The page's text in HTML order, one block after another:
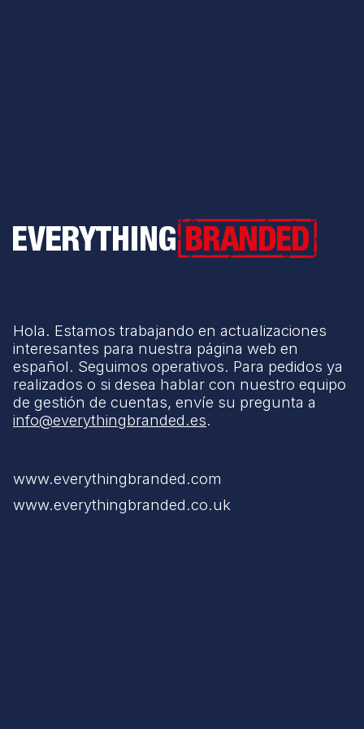
Everything Branded
Hola. Estamos trabajando en actualizaciones
interesantes para nuestra página web en
español. Seguimos operativos. Para pedidos ya
realizados o si desea hablar con nuestro equipo
de gestión de cuentas, envíe su pregunta a
info@everythingbranded.es.
www.everythingbranded.com
www.everythingbranded.co.uk